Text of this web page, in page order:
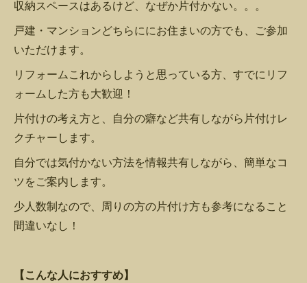
収納スペースはあるけど、なぜか片付かない。。。
戸建・マンションどちらににお住まいの方でも、ご参加
いただけます。
リフォームこれからしようと思っている方、すでにリフ
ォームした方も大歓迎！
片付けの考え方と、自分の癖など共有しながら片付けレ
クチャーします。
自分では気付かない方法を情報共有しながら、簡単なコ
ツをご案内します。
少人数制なので、周りの方の片付け方も参考になること
間違いなし！
【こんな人におすすめ】